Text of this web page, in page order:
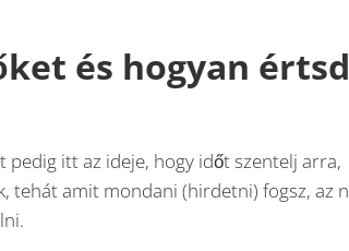
és hogyan értsd
pedig itt az ideje, hogy időt szentelj arra,
tehát amit mondani (hirdetni) fogsz, az